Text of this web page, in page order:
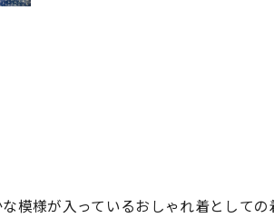
模様が入っているおしゃれ着としての